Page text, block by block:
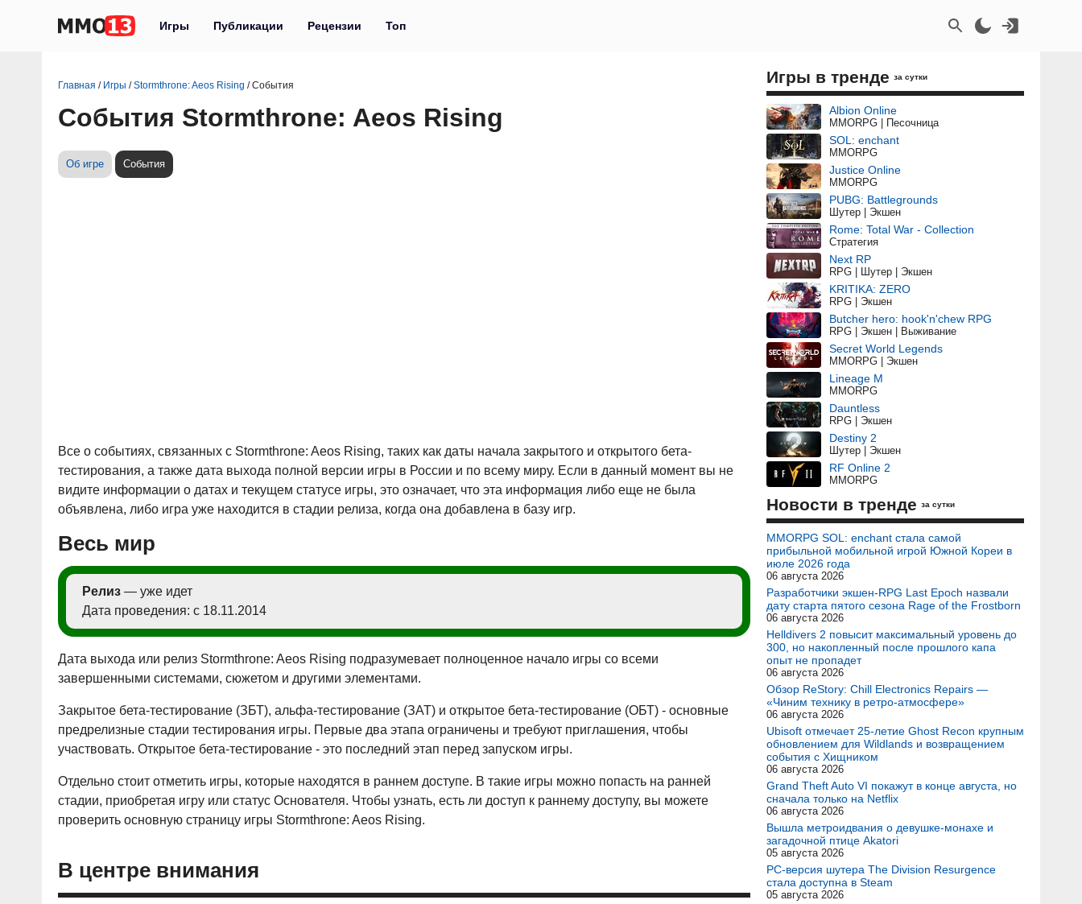
Игры Публикации Рецензии Топ
Главная / Игры /Stormthrone: Aeos Rising /События
События Stormthrone: Aeos Rising
Об игре События
Все о событиях, связанных с Stormthrone: Aeos Rising, таких как даты начала закрытого и открытого бета-
тестирования, а также дата выхода полной версии игры в России и по всему миру. Если в данный момент вы не
видите информации о датах и текущем статусе игры, это означает, что эта информация либо еще не была
объявлена, либо игра уже находится в стадии релиза, когда она добавлена в базу игр.
Весь мир
Релиз — уже идет
Дата проведения: с 18.11.2014
Дата выхода или релиз Stormthrone: Aeos Rising подразумевает полноценное начало игры со всеми
завершенными системами, сюжетом и другими элементами.
Закрытое бета-тестирование (ЗБТ), альфа-тестирование (ЗАТ) и открытое бета-тестирование (ОБТ) - основные
предрелизные стадии тестирования игры. Первые два этапа ограничены и требуют приглашения, чтобы
участвовать. Открытое бета-тестирование - это последний этап перед запуском игры.
Отдельно стоит отметить игры, которые находятся в раннем доступе. В такие игры можно попасть на ранней
стадии, приобретая игру или статус Основателя. Чтобы узнать, есть ли доступ к раннему доступу, вы можете
проверить основную страницу игры Stormthrone: Aeos Rising.
В центре внимания
Игры в тренде за сутки
Albion Online
MMORPG | Песочница
SOL: enchant
MMORPG
Justice Online
MMORPG
PUBG: Battlegrounds
Шутер | Экшен
Rome: Total War - Collection
Стратегия
Next RP
RPG | Шутер | Экшен
KRITIKA: ZERO
RPG | Экшен
Butcher hero: hook'n'chew RPG
RPG | Экшен | Выживание
Secret World Legends
MMORPG | Экшен
Lineage M
MMORPG
Dauntless
RPG | Экшен
Destiny 2
Шутер | Экшен
RF Online 2
MMORPG
Новости в тренде за сутки
MMORPG SOL: enchant стала самой
прибыльной мобильной игрой Южной Кореи в
июле 2026 года
06 августа 2026
Разработчики экшен-RPG Last Epoch назвали
дату старта пятого сезона Rage of the Frostborn
06 августа 2026
Helldivers 2 повысит максимальный уровень до
300, но накопленный после прошлого капа
опыт не пропадет
06 августа 2026
Обзор ReStory: Chill Electronics Repairs —
«Чиним технику в ретро-атмосфере»
06 августа 2026
Ubisoft отмечает 25-летие Ghost Recon крупным
обновлением для Wildlands и возвращением
события с Хищником
06 августа 2026
Grand Theft Auto VI покажут в конце августа, но
сначала только на Netflix
06 августа 2026
Вышла метроидвания о девушке-монахе и
загадочной птице Akatori
05 августа 2026
PC-версия шутера The Division Resurgence
стала доступна в Steam
05 августа 2026